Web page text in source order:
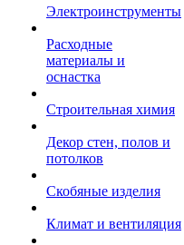
Электроинструменты
Расходные
материалы и
оснастка
Строительная химия
Декор стен, полов и
потолков
Скобяные изделия
Климат и вентиляция